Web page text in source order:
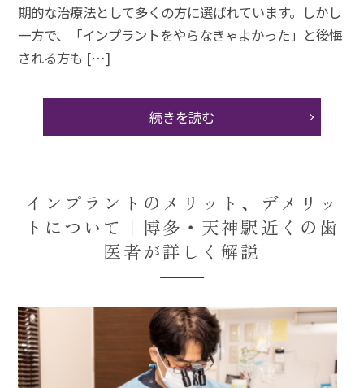
期的な治療法として多くの方に選ばれています。しかし
一方で、「インプラントをやらなきゃよかった」と後悔
される方も […]
続きを読む
インプラントのメリット、デメリッ
トについて｜博多・天神駅近くの歯
医者が詳しく解説